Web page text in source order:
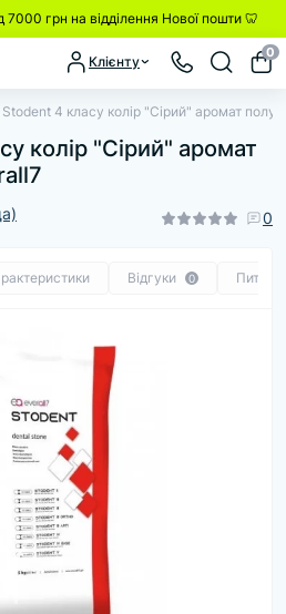
7000 грн на відділення Нової пошти 🦷
Клієнту
0
Stodent 4 класу колір "Сірий" аромат
колір "Сірий" аромат
0
Відгуки 0